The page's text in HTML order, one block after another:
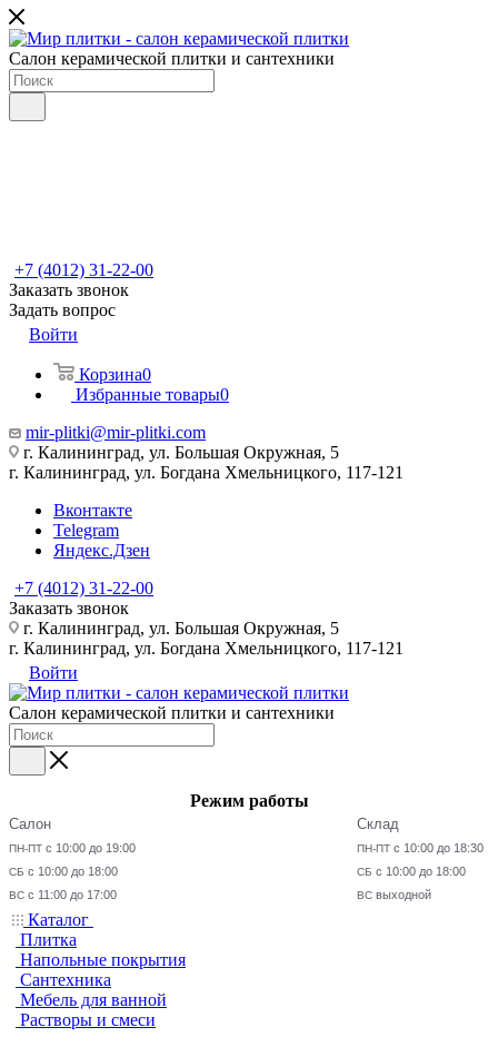
Салон керамической плитки и сантехники
+7 (4012) 31-22-00
Заказать звонок
Задать вопрос
Войти
Корзина0
Избранные товары0
mir-plitki@mir-plitki.com
г. Калининград, ул. Большая Окружная, 5
г. Калининград, ул. Богдана Хмельницкого, 117-121
Вконтакте
Telegram
Яндекс.Дзен
+7 (4012) 31-22-00
Заказать звонок
г. Калининград, ул. Большая Окружная, 5
г. Калининград, ул. Богдана Хмельницкого, 117-121
Войти
Салон керамической плитки и сантехники
Режим работы
Салон
ПН-ПТ с 10:00 до 19:00
СБ с 10:00 до 18:00
ВС с 11:00 до 17:00
Склад
ПН-ПТ с 10:00 до 18:30
СБ с 10:00 до 18:00
ВС выходной
Каталог
Плитка
Напольные покрытия
Сантехника
Мебель для ванной
Растворы и смеси